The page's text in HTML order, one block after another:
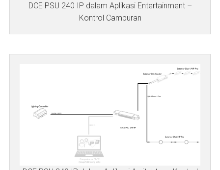
DCE PSU 240 IP dalam Aplikasi Entertainment –
Kontrol Campuran